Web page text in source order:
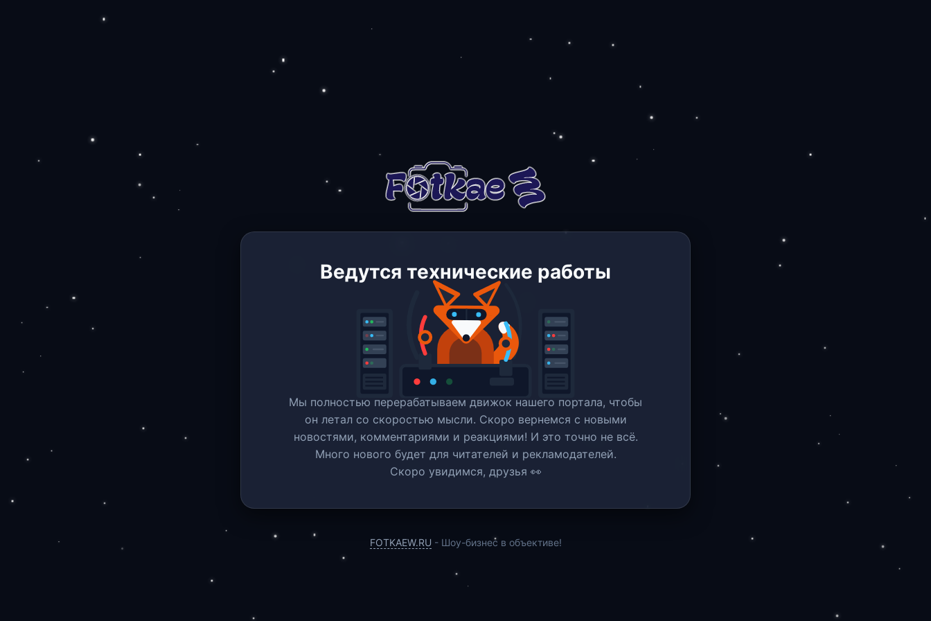
Ведутся технические работы
Мы полностью перерабатываем движок нашего портала, чтобы
он летал со скоростью мысли. Скоро вернемся c новыми
новостями, комментариями и реакциями! И это точно не всё.
Много нового будет для читателей и рекламодателей.
Скоро увидимся, друзья 👀
FOTKAEW.RU - Шоу-бизнес в объективе!